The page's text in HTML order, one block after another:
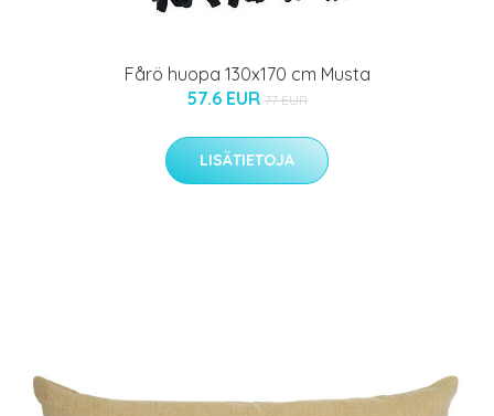
Fårö huopa 130x170 cm Musta
57.6 EUR 77 EUR
LISÄTIETOJA